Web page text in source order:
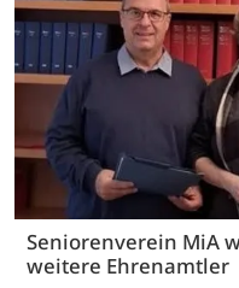
Seniorenverein MiA
weitere Ehrenamtler